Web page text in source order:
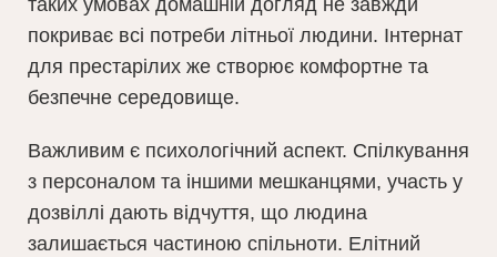
таких умовах домашній догляд не завжди
покриває всі потреби літньої людини. Інтернат
для престарілих же створює комфортне та
безпечне середовище.
Важливим є психологічний аспект. Спілкування
з персоналом та іншими мешканцями, участь у
дозвіллі дають відчуття, що людина
залишається частиною спільноти. Елітний